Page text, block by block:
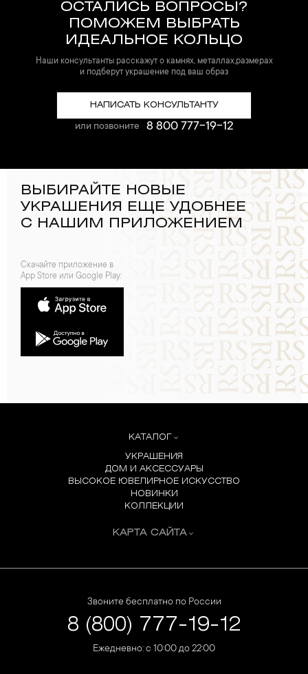
ОСТАЛИСЬ ВОПРОСЫ?
ПОМОЖЕМ ВЫБРАТЬ
ИДЕАЛЬНОЕ КОЛЬЦО
Наши консультанты расскажут о камнях, металлах,размерах
и подберут украшение под ваш образ
НАПИСАТЬ КОНСУЛЬТАНТУ
или позвоните 8 800 777-19-12
ВЫБИРАЙТЕ НОВЫЕ
УКРАШЕНИЯ ЕЩЕ УДОБНЕЕ
С НАШИМ ПРИЛОЖЕНИЕМ
Скачайте приложение в
App Store или Google Play:
КАТАЛОГ
УКРАШЕНИЯ
ДОМ И АКСЕССУАРЫ
ВЫСОКОЕ ЮВЕЛИРНОЕ ИСКУССТВО
НОВИНКИ
КОЛЛЕКЦИИ
КАРТА САЙТА
Звоните бесплатно по России
8 (800) 777-19-12
Ежедневно: с 10:00 до 22:00